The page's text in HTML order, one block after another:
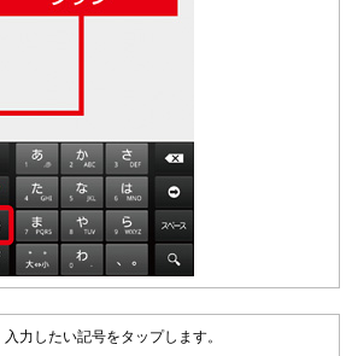
入力したい記号をタップします。